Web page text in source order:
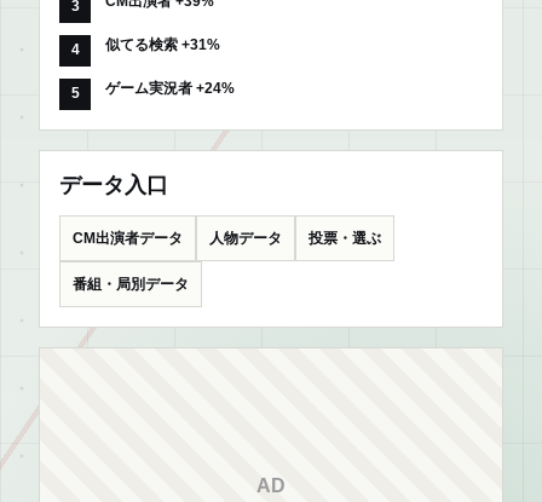
似てる検索 +31%
ゲーム実況者 +24%
データ入口
CM出演者データ 人物データ 投票・選ぶ
番組・局別データ
AD